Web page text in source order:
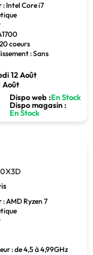
: Intel Core i7
coeurs
: Sans
12 Août
Août
Dispo web :En Stock
Dispo magasin :
En Stock
AMD Ryzen 7
: de 4,5 à 4,99GHz